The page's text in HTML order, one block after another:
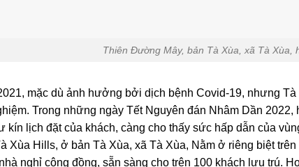
Thiên Đường Mây, bản Tà Xùa, xã Tà Xùa,
mặc dù ảnh hưởng bởi dịch bệnh Covid-19, nhưng
Trong những ngày Tết Nguyên đán Nhâm Dần
kín lịch đặt của khách, càng cho thấy sức hấp dẫn của
Xùa Hills, ở bản Tà Xùa, xã Tà Xùa, Nằm ở riêng biệt
nghỉ cộng đồng, sẵn sàng cho trên 100 khách lưu trú.